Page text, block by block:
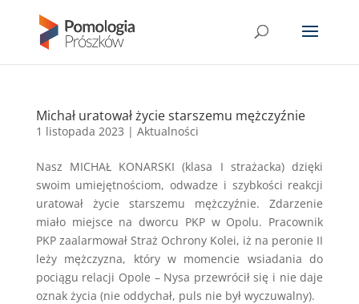
Michał uratował życie starszemu mężczyźnie
1 listopada 2023 | Aktualności
Nasz MICHAŁ KONARSKI (klasa I strażacka) dzięki
swoim umiejętnościom, odwadze i szybkości reakcji
uratował życie starszemu mężczyźnie. Zdarzenie
miało miejsce na dworcu PKP w Opolu. Pracownik
PKP zaalarmował Straż Ochrony Kolei, iż na peronie II
leży mężczyzna, który w momencie wsiadania do
pociągu relacji Opole – Nysa przewrócił się i nie daje
oznak życia (nie oddychał, puls nie był wyczuwalny).